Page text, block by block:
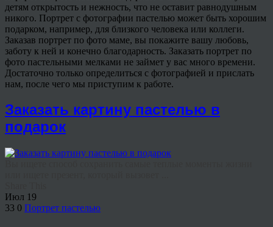
детям открытость и нежность, что не оставит равнодушным
никого. Портрет с фотографии пастелью может быть хорошим
подарком, например, для близкого человека или коллеги.
Заказав портрет по фото маме, вы покажите вашу любовь,
заботу к ней и конечно благодарность. Заказать портрет по
фото пастельными мелками не займет у вас много времени.
Достаточно только определиться с фотографией и прислать
нам, после чего мы приступим к работе.
Заказать картину пастелью в
подарок
Июл 19
33 0 Портрет пастелью